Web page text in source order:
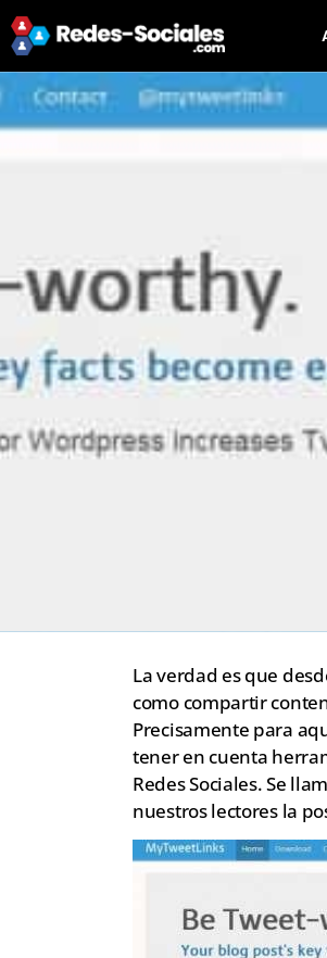
La verdad es que
como compartir
Precisamente para
tener en cuenta
Redes Sociales. Se
nuestros lectores la